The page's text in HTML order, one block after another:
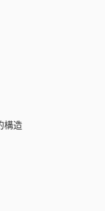
構造